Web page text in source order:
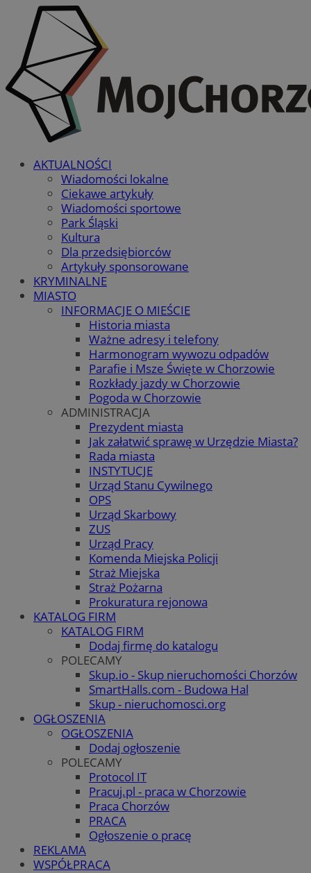
AKTUALNOŚCI
Wiadomości lokalne
Ciekawe artykuły
Wiadomości sportowe
Park Śląski
Kultura
Dla przedsiębiorców
Artykuły sponsorowane
KRYMINALNE
MIASTO
INFORMACJE O MIEŚCIE
Historia miasta
Ważne adresy i telefony
Harmonogram wywozu odpadów
Parafie i Msze Święte w Chorzowie
Rozkłady jazdy w Chorzowie
Pogoda w Chorzowie
ADMINISTRACJA
Prezydent miasta
Jak załatwić sprawę w Urzędzie Miasta?
Rada miasta
INSTYTUCJE
Urząd Stanu Cywilnego
OPS
Urząd Skarbowy
ZUS
Urząd Pracy
Komenda Miejska Policji
Straż Miejska
Straż Pożarna
Prokuratura rejonowa
KATALOG FIRM
KATALOG FIRM
Dodaj firmę do katalogu
POLECAMY
Skup.io - Skup nieruchomości Chorzów
SmartHalls.com - Budowa Hal
Skup - nieruchomosci.org
OGŁOSZENIA
OGŁOSZENIA
Dodaj ogłoszenie
POLECAMY
Protocol IT
Pracuj.pl - praca w Chorzowie
Praca Chorzów
PRACA
Ogłoszenie o pracę
REKLAMA
WSPÓŁPRACA